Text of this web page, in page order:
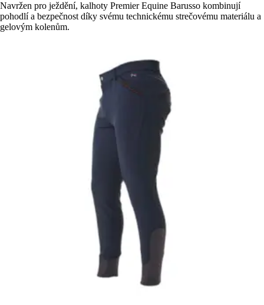
Navržen pro ježdění, kalhoty Premier Equine Barusso kombinují
pohodlí a bezpečnost díky svému technickému strečovému materiálu a
gelovým kolenům.